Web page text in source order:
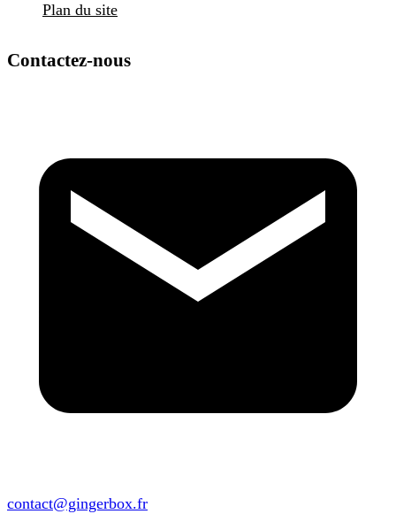
Plan du site
Contactez-nous
contact@gingerbox.fr